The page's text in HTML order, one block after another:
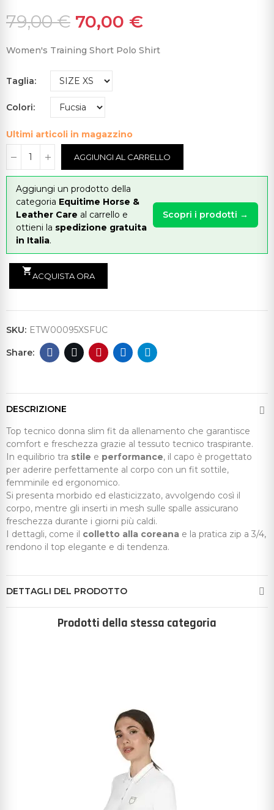
79,00 € 70,00 €
Women's Training Short Polo Shirt
Taglia
Colori
Ultimi articoli in magazzino
AGGIUNGI AL CARRELLO
Aggiungi un prodotto della
categoria Equitime Horse &
Leather Care al carrello e
ottieni la spedizione gratuita
in Italia.
Scopri i prodotti →
shopping_cart
ACQUISTA ORA
SKU: ETW00095XSFUC
DESCRIZIONE
Top tecnico donna slim fit da allenamento che garantisce
comfort e freschezza grazie al tessuto tecnico traspirante.
In equilibrio tra stile e performance, il capo è progettato
per aderire perfettamente al corpo con un fit sottile,
femminile ed ergonomico.
Si presenta morbido ed elasticizzato, avvolgendo così il
corpo, mentre gli inserti in mesh sulle spalle assicurano
freschezza durante i giorni più caldi.
I dettagli, come il colletto alla coreana e la pratica zip a 3/4,
rendono il top elegante e di tendenza.
DETTAGLI DEL PRODOTTO
Prodotti della stessa categoria